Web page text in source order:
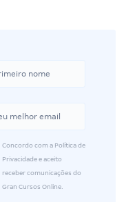
Concordo com a Política de
Privacidade e aceito
receber comunicações do
Gran Cursos Online.